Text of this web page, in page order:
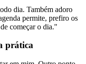
dia. Também adoro
permite, prefiro os
começar o dia."
prática